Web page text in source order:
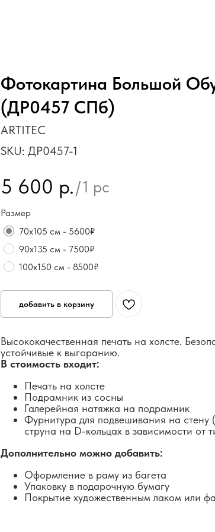
Фотокартина Большой
(ДР0457 СПб)
ARTITEC
SKU: ДР0457-1
5 600 р./1 pc
Размер
70х105 см - 5600₽
90х135 см - 7500₽
100х150 см - 8500₽
добавить в корзину
Высококачественная печать на холсте.
устойчивые к выгоранию.
В стоимость входит:
Печать на холсте
Подрамник из сосны
Галерейная натяжка на подрамник
Фурнитура для подвешивания на стену
струна на D-кольцах в зависимости от
Дополнительно можно добавить:
Оформление в раму из багета
Упаковку в подарочную бумагу
Покрытие художественным лаком или